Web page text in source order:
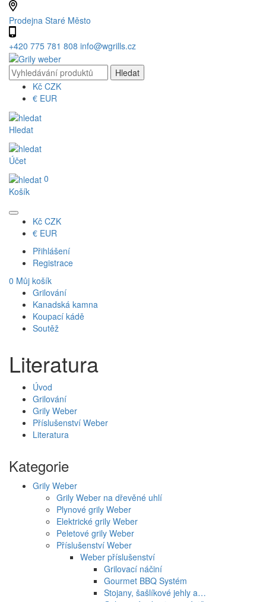
Prodejna Staré Město
+420 775 781 808 info@wgrills.cz
Kč CZK
€ EUR
Hledat
Účet
0
Košík
Kč CZK
€ EUR
Přihlášení
Registrace
0 Můj košík
Grilování
Kanadská kamna
Koupací kádě
Soutěž
Literatura
Úvod
Grilování
Grily Weber
Příslušenství Weber
Literatura
Kategorie
Grily Weber
Grily Weber na dřevěné uhlí
Plynové grily Weber
Elektrické grily Weber
Peletové grily Weber
Příslušenství Weber
Weber příslušenství
Grilovací náčiní
Gourmet BBQ Systém
Stojany, šašlíkové jehly a…